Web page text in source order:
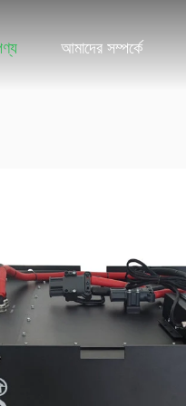
আমাদের সম্পর্কে